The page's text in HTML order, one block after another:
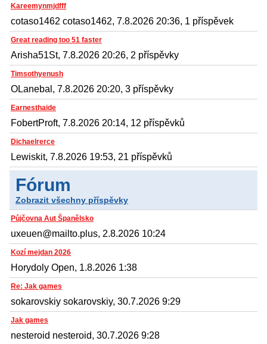
Kareemynmjdfff
cotaso1462 cotaso1462, 7.8.2026 20:36, 1 příspěvek
Great reading too 51 faster
Arisha51St, 7.8.2026 20:26, 2 příspěvky
Timsothyenush
OLanebal, 7.8.2026 20:20, 3 příspěvky
Earnesthaide
FobertProft, 7.8.2026 20:14, 12 příspěvků
Dichaelrerce
Lewiskit, 7.8.2026 19:53, 21 příspěvků
Fórum
Zobrazit všechny příspěvky
Půjčovna Aut Španělsko
uxeuen@mailto.plus, 2.8.2026 10:24
Kozí mejdan 2026
Horydoly Open, 1.8.2026 1:38
Re: Jak games
sokarovskiy sokarovskiy, 30.7.2026 9:29
Jak games
nesteroid nesteroid, 30.7.2026 9:28